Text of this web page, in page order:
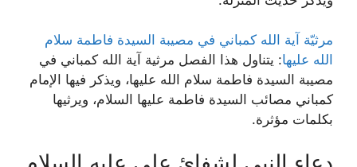
مرثيّة آية الله كمباني في مصيبة السيدة فاطمة سلام
الله عليها: يتناول هذا الفصل مرثية آية الله كمباني في
مصيبة السيدة فاطمة سلام الله عليها، ويذكر فيها الإمام
كمباني مصائب السيدة فاطمة عليها السلام، ويرثيها
بكلمات مؤثرة.